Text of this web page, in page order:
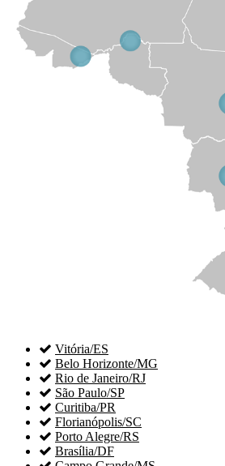
 Vitória/ES
 Belo Horizonte/MG
 Rio de Janeiro/RJ
 São Paulo/SP
 Curitiba/PR
 Florianópolis/SC
 Porto Alegre/RS
 Brasília/DF